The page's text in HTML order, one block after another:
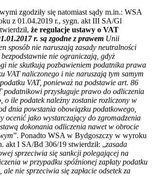
zgodziły się natomiast sądy m.in.: WSA
z 01.04.2019 r., sygn. akt III SA/Gl
że regulacje ustawy o VAT
r. są zgodne z prawem Unii
sposób nie naruszają zasady neutralności
nie ograniczają, gdyż
nie skutkują pozbawieniem podatnika prawa
VAT naliczonego i nie naruszają tym samym
VAT, ponieważ na podstawie art. 86
podatnikowi przysługuje prawo do odliczenia
o ile podatek należny zostanie rozliczony w
dnia powstania obowiązku podatkowego,
ocenić jako wystarczający do zgromadzenia
dokonania odliczenia nawet w obrocie
”. Ponadto WSA w Bydgoszczy w wyroku
akt I SA/Bd 306/19 stwierdził: „zasada
sprzeciwia się sankcji polegającej na
w przypadku spóźnionej zapłaty podatku
nie sprzeciwia się zapłacie odsetek za